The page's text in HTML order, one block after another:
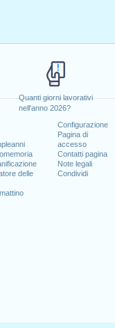
Quanti giorni lavorativi
nell'anno 2026?
delle
Configurazione
Pagina di
accesso
Contatti pagina
Note legali
Condividi